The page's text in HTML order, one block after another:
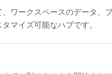
ワークスペースのデータ
マイズ可能なハブです。